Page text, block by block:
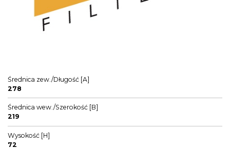
Średnica zew./Długość [A]
278
Średnica wew./Szerokość [B]
219
Wysokość [H]
72